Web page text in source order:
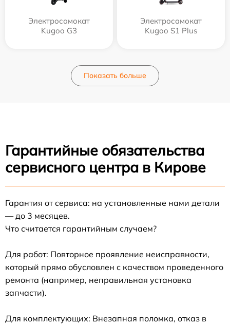
Электросамокат
Kugoo G3
Электросамокат
Kugoo S1 Plus
Показать больше
Гарантийные обязательства
сервисного центра в Кирове
Гарантия от сервиса: на установленные нами детали
— до 3 месяцев.
Что считается гарантийным случаем?
Для работ: Повторное проявление неисправности,
который прямо обусловлен с качеством проведенного
ремонта (например, неправильная установка
запчасти).
Для комплектующих: Внезапная поломка, отказ в